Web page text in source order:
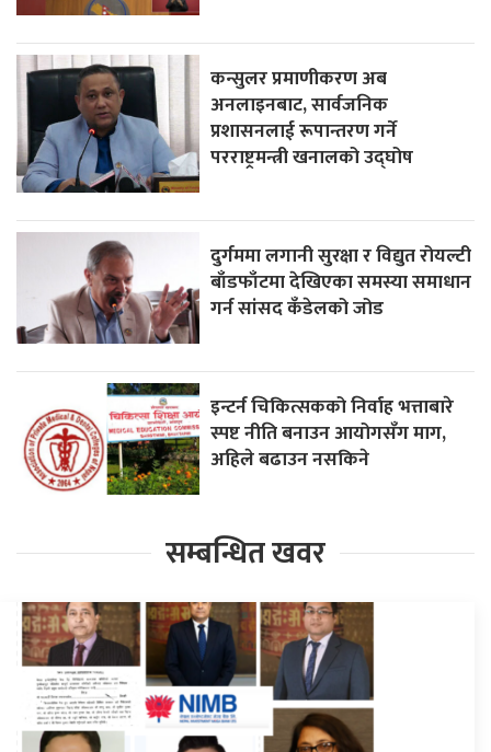
कन्सुलर प्रमाणीकरण अब
अनलाइनबाट, सार्वजनिक
प्रशासनलाई रूपान्तरण गर्ने
परराष्ट्रमन्त्री खनालको उद्घोष
दुर्गममा लगानी सुरक्षा र विद्युत रोयल्टी
बाँडफाँटमा देखिएका समस्या समाधान
गर्न सांसद कँडेलको जोड
इन्टर्न चिकित्सकको निर्वाह भत्ताबारे
स्पष्ट नीति बनाउन आयोगसँग माग,
अहिले बढाउन नसकिने
सम्बन्धित खवर